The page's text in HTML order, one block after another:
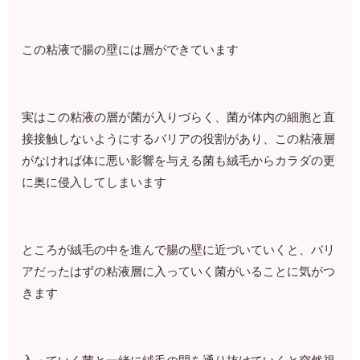
この粘液で腸の壁には層ができています
実はこの粘液の層が菌が入りづらく、菌が体内の細胞と直
接接触しないようにするバリアの役割があり、この粘液層
がなければ体に悪い影響を与える菌も絨毛からカラダの更
に奥に侵入してしまいます
ところが絨毛の中を進んで腸の壁に近づいていくと、バリ
アだったはずの粘液層に入っていく菌がいることに気がつ
きます